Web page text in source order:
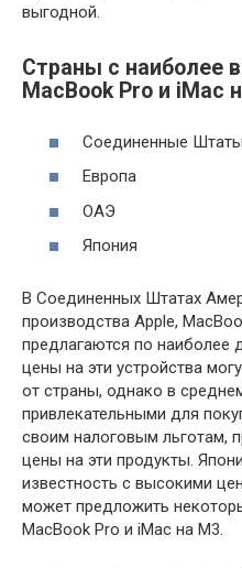
выгодной.
Страны с наиболее
MacBook Pro и iMac
Соединенные
Европа
ОАЭ
Япония
В Соединенных Штатах
производства Apple,
предлагаются по наиболее
цены на эти устройства
от страны, однако в
привлекательными для
своим налоговым льготам,
цены на эти продукты.
известность с высокими
может предложить
MacBook Pro и iMac на M3.